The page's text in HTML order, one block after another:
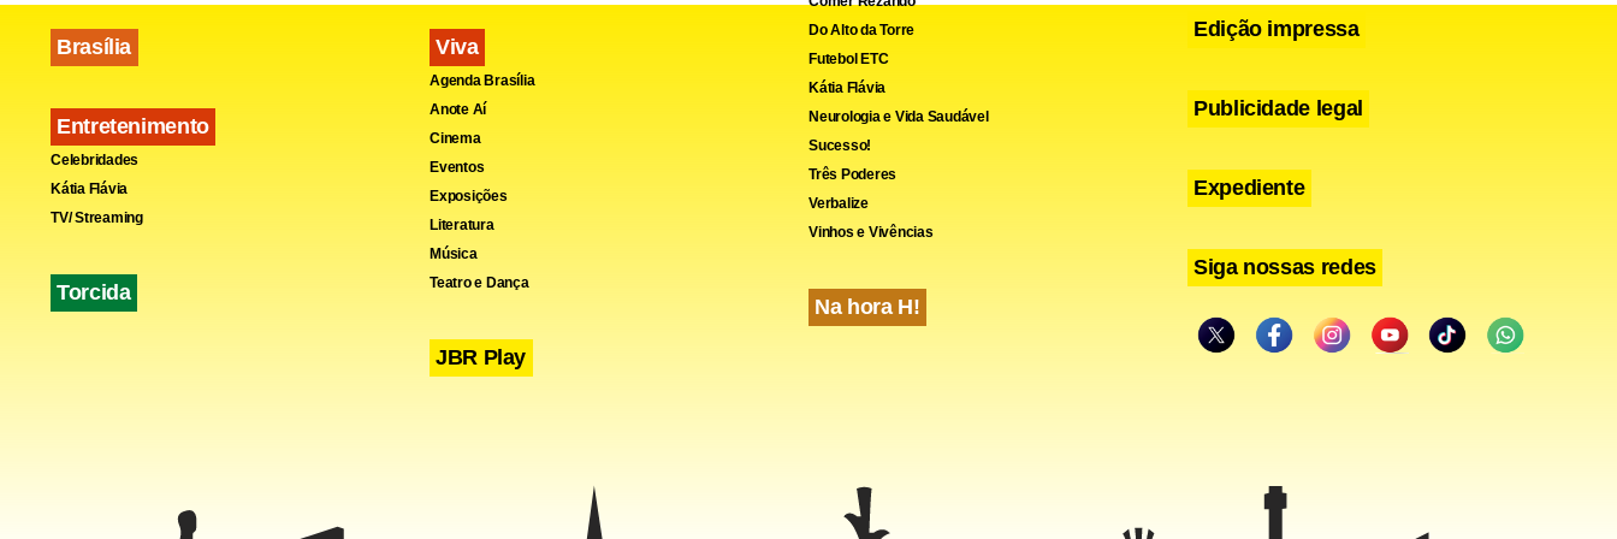
Proposta de Emenda à Constituição (PEC) que, entre outros pontos, restabelece o
Brasília
Entretenimento
Celebridades
Kátia Flávia
TV/ Streaming
Torcida
Viva
Agenda Brasília
Anote Aí
Cinema
Eventos
Exposições
Literatura
Música
Teatro e Dança
JBR Play
Do Alto da Torre
Futebol ETC
Kátia Flávia
Neurologia e Vida Saudável
Sucesso!
Três Poderes
Verbalize
Vinhos e Vivências
Na hora H!
Edição impressa
Publicidade legal
Expediente
Siga nossas redes